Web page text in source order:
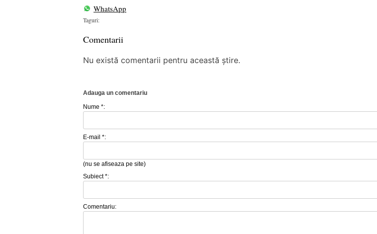
WhatsApp
Taguri:
Comentarii
Nu există comentarii pentru această știre.
Adauga un comentariu
Nume *:
E-mail *:
(nu se afiseaza pe site)
Subiect *:
Comentariu: